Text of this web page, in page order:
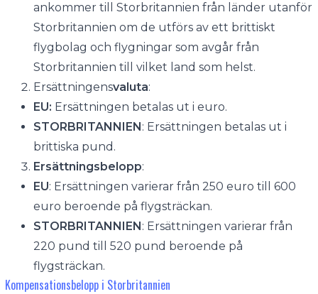
ankommer till Storbritannien från länder utanför
Storbritannien om de utförs av ett brittiskt
flygbolag och flygningar som avgår från
Storbritannien till vilket land som helst.
Ersättningensvaluta:
EU: Ersättningen betalas ut i euro.
STORBRITANNIEN: Ersättningen betalas ut i
brittiska pund.
Ersättningsbelopp:
EU: Ersättningen varierar från 250 euro till 600
euro beroende på flygsträckan.
STORBRITANNIEN: Ersättningen varierar från
220 pund till 520 pund beroende på
flygsträckan.
Kompensationsbelopp i Storbritannien